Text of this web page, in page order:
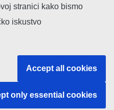
mrežama
stranici kako bismo
iskustvo
Accept all cookies
only essential cookies